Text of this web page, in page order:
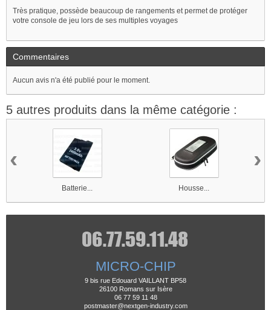
Très pratique, possède beaucoup de rangements et permet de protéger
votre console de jeu lors de ses multiples voyages
Commentaires
Aucun avis n'a été publié pour le moment.
5 autres produits dans la même catégorie :
Batterie... Housse...
‹ ›
MICRO-CHIP
9 bis rue Edouard VAILLANT BP58
26100 Romans sur Isère
06 77 59 11 48
postmaster@nextgen-industry.com